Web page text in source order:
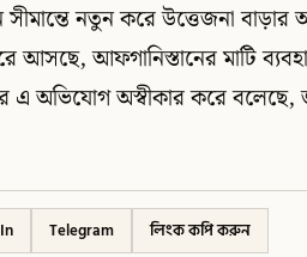
নতুন করে উত্তেজনা বাড়ার
আসছে, আফগানিস্তানের মাটি
এ অভিযোগ অস্বীকার করে বলেছে,
Telegram লিংক কপি করুন